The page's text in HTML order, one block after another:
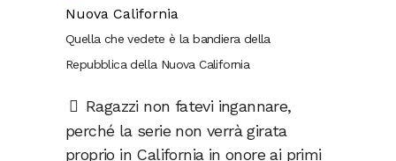
Quella che vedete è la bandiera della
Repubblica della Nuova California
Ragazzi non fatevi ingannare,
perché la serie non verrà girata
proprio in California in onore ai primi